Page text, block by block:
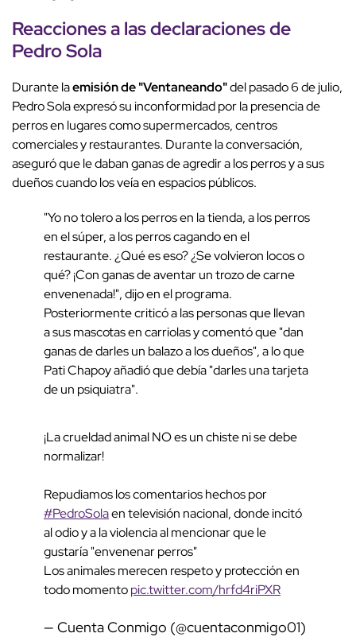
Reacciones a las declaraciones de
Pedro Sola
Durante laemisión de "Ventaneando"del pasado 6 de julio,
Pedro Sola expresó su inconformidad por la presencia de
perros en lugares como supermercados, centros
comerciales y restaurantes. Durante la conversación,
aseguró que le daban ganas de agredir a los perros y a sus
dueños cuando los veía en espacios públicos.
"Yo no tolero a los perros en la tienda, a los perros
en el súper, a los perros cagando en el
restaurante. ¿Qué es eso? ¿Se volvieron locos o
qué? ¡Con ganas de aventar un trozo de carne
envenenada!", dijo en el programa.
Posteriormente criticó a las personas que llevan
a sus mascotas en carriolas y comentó que "dan
ganas de darles un balazo a los dueños", a lo que
Pati Chapoy añadió que debía "darles una tarjeta
de un psiquiatra".
¡La crueldad animal NO es un chiste ni se debe
normalizar!
Repudiamos los comentarios hechos por
#PedroSolaen televisión nacional, donde incitó
al odio y a la violencia al mencionar que le
gustaría "envenenar perros"
Los animales merecen respeto y protección en
todo momentopic.twitter.com/hrfd4riPXR
— Cuenta Conmigo (@cuentaconmigo01)